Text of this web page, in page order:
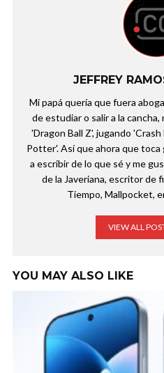
JEFFREY
Mi papá quería que fuera
de estudiar o salir a la
'Dragon Ball Z', jugando
Potter'. Así que ahora que toca
a escribir de lo que sé y me
de la Javeriana, escritor de
Tiempo, Mallpocket,
VIEW ALL
YOU MAY ALSO LIKE